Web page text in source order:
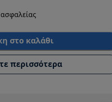
στο καλάθι
περισσότερα